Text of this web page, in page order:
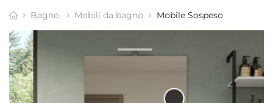
Bagno Mobili da bagno Mobile Sospeso